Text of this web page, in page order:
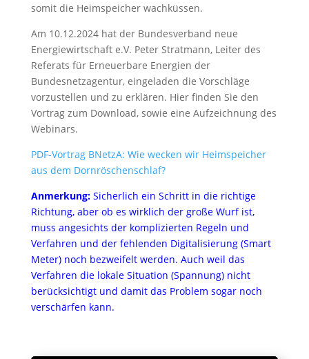
somit die Heimspeicher wachküssen.
Am 10.12.2024 hat der Bundesverband neue
Energiewirtschaft e.V. Peter Stratmann, Leiter des
Referats für Erneuerbare Energien der
Bundesnetzagentur, eingeladen die Vorschläge
vorzustellen und zu erklären. Hier finden Sie den
Vortrag zum Download, sowie eine Aufzeichnung des
Webinars.
PDF-Vortrag BNetzA: Wie wecken wir Heimspeicher
aus dem Dornröschenschlaf?
Anmerkung: Sicherlich ein Schritt in die richtige
Richtung, aber ob es wirklich der große Wurf ist,
muss angesichts der komplizierten Regeln und
Verfahren und der fehlenden Digitalisierung (Smart
Meter) noch bezweifelt werden. Auch weil das
Verfahren die lokale Situation (Spannung) nicht
berücksichtigt und damit das Problem sogar noch
verschärfen kann.